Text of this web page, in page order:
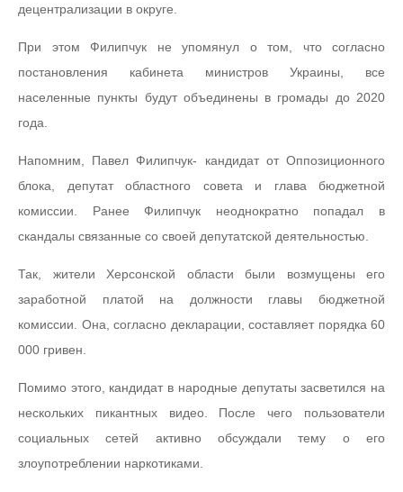
децентрализации в округе.
При этом Филипчук не упомянул о том, что согласно
постановления кабинета министров Украины, все
населенные пункты будут объединены в громады до 2020
года.
Напомним, Павел Филипчук- кандидат от Оппозиционного
блока, депутат областного совета и глава бюджетной
комиссии. Ранее Филипчук неоднократно попадал в
скандалы связанные со своей депутатской деятельностью.
Так, жители Херсонской области были возмущены его
заработной платой на должности главы бюджетной
комиссии. Она, согласно декларации, составляет порядка 60
000 гривен.
Помимо этого, кандидат в народные депутаты засветился на
нескольких пикантных видео. После чего пользователи
социальных сетей активно обсуждали тему о его
злоупотреблении наркотиками.